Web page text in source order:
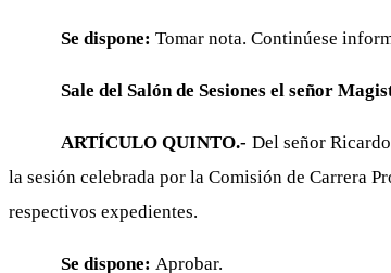
Se dispone: Tomar nota. Continúese
Sale del Salón de Sesiones el señor
ARTÍCULO QUINTO.- Del señor
la sesión celebrada por la Comisión de Carrera
respectivos expedientes.
Se dispone: Aprobar.